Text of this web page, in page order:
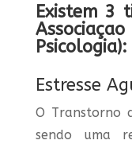
Existem 3
Psicologia):
Estresse
O Transtorno
sendo uma